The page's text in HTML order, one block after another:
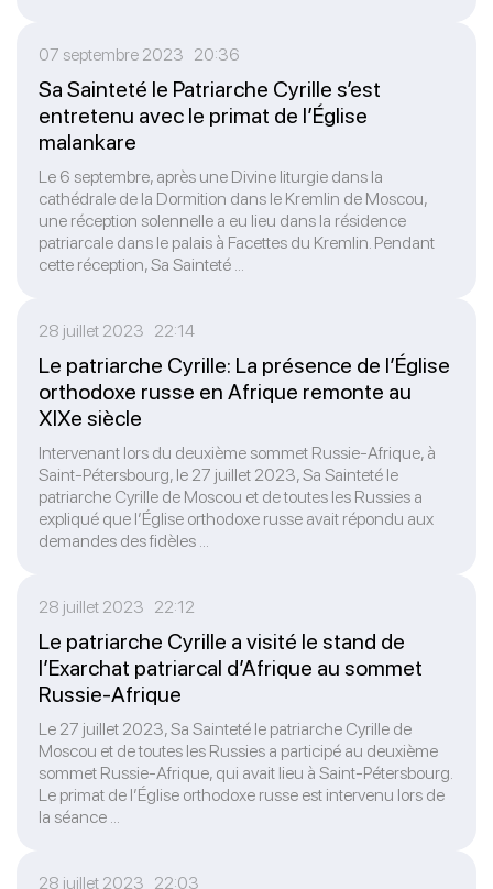
07 septembre 2023 20:36
Sa Sainteté le Patriarche Cyrille s’est
entretenu avec le primat de l’Église
malankare
Le 6 septembre, après une Divine liturgie dans la
cathédrale de la Dormition dans le Kremlin de Moscou,
une réception solennelle a eu lieu dans la résidence
patriarcale dans le palais à Facettes du Kremlin. Pendant
cette réception, Sa Sainteté ...
28 juillet 2023 22:14
Le patriarche Cyrille: La présence de l’Église
orthodoxe russe en Afrique remonte au
XIXe siècle
Intervenant lors du deuxième sommet Russie-Afrique, à
Saint-Pétersbourg, le 27 juillet 2023, Sa Sainteté le
patriarche Cyrille de Moscou et de toutes les Russies a
expliqué que l’Église orthodoxe russe avait répondu aux
demandes des fidèles ...
28 juillet 2023 22:12
Le patriarche Cyrille a visité le stand de
l’Exarchat patriarcal d’Afrique au sommet
Russie-Afrique
Le 27 juillet 2023, Sa Sainteté le patriarche Cyrille de
Moscou et de toutes les Russies a participé au deuxième
sommet Russie-Afrique, qui avait lieu à Saint-Pétersbourg.
Le primat de l’Église orthodoxe russe est intervenu lors de
la séance ...
28 juillet 2023 22:03